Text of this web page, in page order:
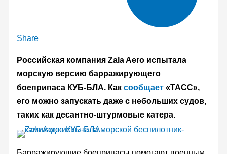
Share
Российская компания Zala Aero испытала
морскую версию барражирующего
боеприпаса КУБ-БЛА. Как сообщает«ТАСС»,
его можно запускать даже с небольших судов,
таких как десантно-штурмовые катера.